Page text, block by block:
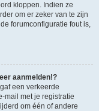
kloppen. Indien ze
om er zeker van te zijn
forumconfiguratie fout is,
aanmelden!?
een verkeerde
mail met je registratie
om één of andere